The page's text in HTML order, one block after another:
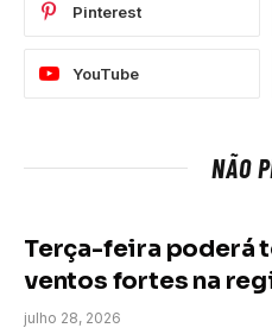
Pinterest
YouTube
NÃO
Terça-feira poderá
ventos fortes na
julho 28, 2026